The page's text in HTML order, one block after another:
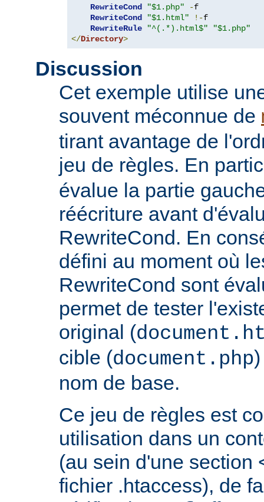
RewriteCond "$1.php" -f
RewriteCond
"$1.html" !-f
RewriteRule
"^(.*).html$"
"$1.php"
</Directory>
Discussion
Cet exemple utilise
souvent méconnue de
tirant avantage de
jeu de règles. En
évalue la partie
réécriture avant
RewriteCond. En
défini au moment où
RewriteCond sont
permet de tester
original (
cible (document.php
nom de base.
Ce jeu de règles est
utilisation dans un
(au sein d'une section
fichier .htaccess), de